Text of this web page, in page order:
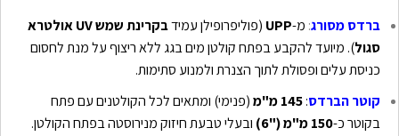
ברדס מסורג: מ-UPP (פוליפרופילן עמיד
בקרינת שמש UV אולטרא
סגול). מיועד להקבע בפתח קולטן מים בגג ללא ריצוף על מנת לחסום
כניסת עלים ופסולת לתוך הצנרת ולמנוע סתימות.
קוטר הברדס:145 מ"מ
(פנימי) ומתאים לכל הקולטנים עם פתח
בקוטר כ-150 מ"מ ("6)
ובעלי טבעת חיזוק מנירוסטה בפתח הקולטן.